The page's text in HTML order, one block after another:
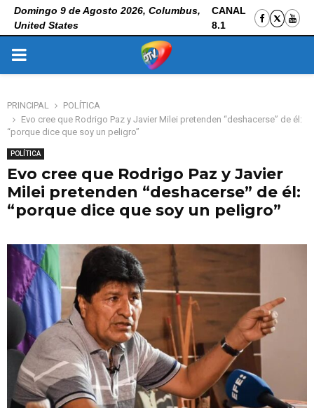
Domingo 9 de Agosto 2026, Columbus,
United States
CANAL
8.1
PRIMARY
PRINCIPAL
POLÍTICA
Evo cree que Rodrigo Paz y Javier Milei pretenden “deshacerse” de él:
“porque dice que soy un peligro”
POLÍTICA
Evo cree que Rodrigo Paz y Javier
Milei pretenden “deshacerse” de él:
“porque dice que soy un peligro”